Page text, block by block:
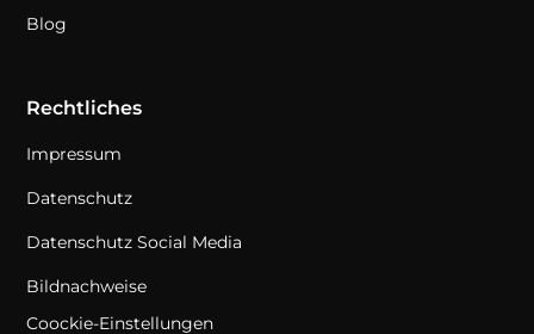
Blog
Rechtliches
Impressum
Datenschutz
Datenschutz Social Media
Bildnachweise
Coockie-Einstellungen